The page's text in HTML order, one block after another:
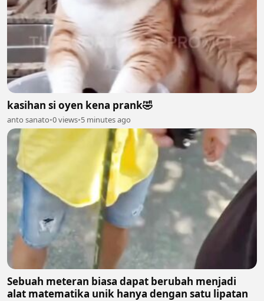
kasihan si oyen kena prank🤣
anto sanato•0 views•5 minutes ago
Sebuah meteran biasa dapat berubah menjadi
alat matematika unik hanya dengan satu lipatan